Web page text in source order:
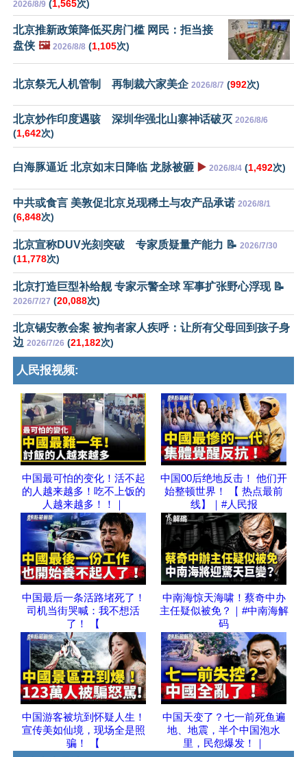
2026/8/9 (1,565次)
北京推新政策降低买房门槛 网民：拒当接
盘侠 🖼️ 2026/8/8 (1,105次)
北京祭无人机管制 再制裁六家美企 2026/8/7 (992次)
北京炒作印度遇骇 深圳华强北山寨神话破灭 2026/8/6
(1,642次)
白海豚逼近 北京如末日降临 龙脉被砸 ▶️ 2026/8/4 (1,492次)
中共或食言 美敦促北京兑现稀土与农产品承诺 2026/8/1
(6,848次)
北京宣称DUV光刻突破 专家质疑量产能力 📝 2026/7/30
(11,778次)
北京打造巨型补给舰 专家示警全球 军事扩张野心浮现 📝
2026/7/27 (20,088次)
北京锡安教会案 被拘者家人疾呼：让所有父母回到孩子身
边 2026/7/26 (21,182次)
人民报视频:
中国最可怕的变化！活不起
的人越来越多！吃不上饭的
人越来越多！！｜
中国00后绝地反击！ 他们开
始整顿世界！ 【 热点最前
线】｜#人民报
中国最后一条活路堵死了！
司机当街哭喊：我不想活
了！ 【
中南海惊天海啸！蔡奇中办
主任疑似被免？｜#中南海解
码
中国游客被坑到怀疑人生！
宣传美如仙境，现场全是照
骗！ 【
中国天变了？七一前死鱼遍
地、地震，半个中国泡水
里，民怨爆发！｜